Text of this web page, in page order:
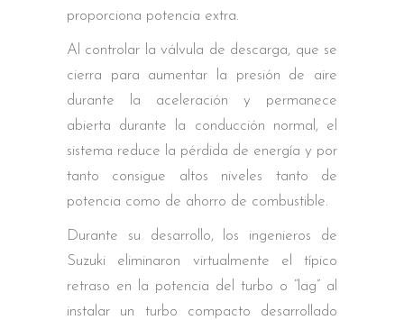
proporciona potencia extra.
Al controlar la válvula de descarga, que se
cierra para aumentar la presión de aire
durante la aceleración y permanece
abierta durante la conducción normal, el
sistema reduce la pérdida de energía y por
tanto consigue altos niveles tanto de
potencia como de ahorro de combustible.
Durante su desarrollo, los ingenieros de
Suzuki eliminaron virtualmente el típico
retraso en la potencia del turbo o “lag” al
instalar un turbo compacto desarrollado